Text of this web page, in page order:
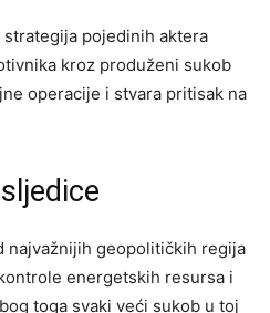
pojedinih aktera
kroz produženi sukob
operacije i stvara pritisak na
najvažnijih geopolitičkih regija
energetskih resursa i
toga svaki veći sukob u toj